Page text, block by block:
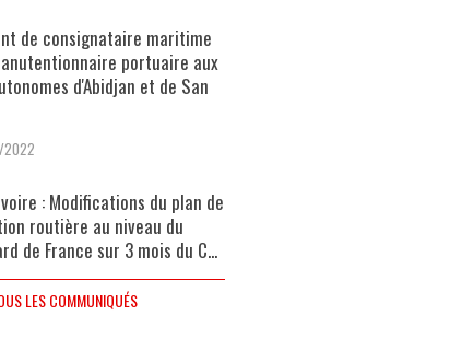
de consignataire maritime
portuaire aux
d'Abidjan et de San
2022
: Modifications du plan de
routière au niveau du
de France sur 3 mois du C...
LES COMMUNIQUÉS